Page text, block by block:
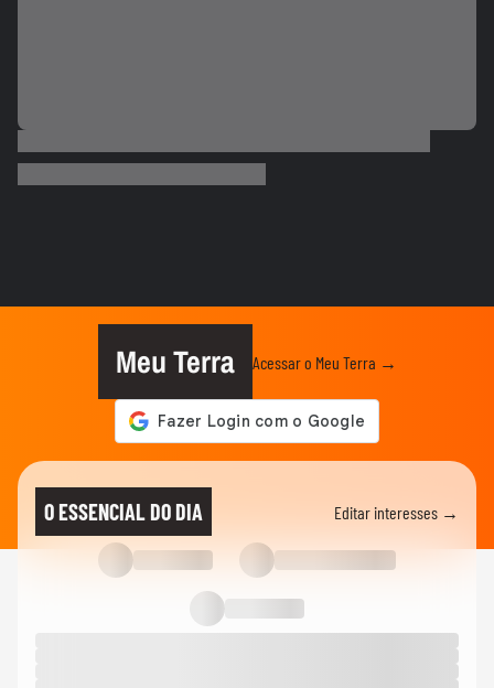
PT voltar para o Ceará e é...
Raio atinge estádio na Tailândia, mata um
jogador e deixa outros...
Vídeos mostram "nuvem de cogumelo"
durante incêndio em...
Vídeos mostram 'nuvem cogumelo'
durante incêndio em...
Meu Terra Acessar o Meu Terra →
O ESSENCIAL DO DIA Editar interesses →